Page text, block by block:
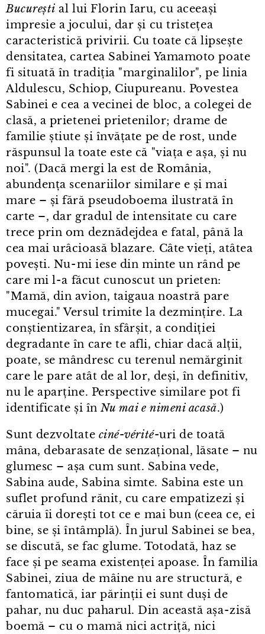
București al lui Florin Iaru, cu aceeași
impresie a jocului, dar și cu tristețea
caracteristică privirii. Cu toate că lipsește
densitatea, cartea Sabinei Yamamoto poate
fi situată în tradiția "marginalilor", pe linia
Aldulescu, Schiop, Ciupureanu. Povestea
Sabinei e cea a vecinei de bloc, a colegei de
clasă, a prietenei prietenilor; drame de
familie știute și învățate pe de rost, unde
răspunsul la toate este că "viața e așa, și nu
noi". (Dacă mergi la est de România,
abundența scenariilor similare e și mai
mare – și fără pseudoboema ilustrată în
carte –, dar gradul de intensitate cu care
trece prin om deznădejdea e fatal, până la
cea mai urâcioasă blazare. Câte vieți, atâtea
povești. Nu⁠-⁠mi iese din minte un rând pe
care mi l⁠-⁠a făcut cunoscut un prieten:
"Mamă, din avion, taigaua noastră pare
mucegai." Versul trimite la dezmințire. La
conștientizarea, în sfârșit, a condiției
degradante în care te afli, chiar dacă alții,
poate, se mândresc cu terenul nemărginit
care le pare atât de al lor, deși, în definitiv,
nu le aparține. Perspective similare pot fi
identificate și înNu mai e nimeni acasă.)
Sunt dezvoltate ciné-vérité-uri de toată
mâna, debarasate de senzațional, lăsate – nu
glumesc – așa cum sunt. Sabina vede,
Sabina aude, Sabina simte. Sabina este un
suflet profund rănit, cu care empatizezi și
căruia îi dorești tot ce e mai bun (ceea ce, ei
bine, se și întâmplă). În jurul Sabinei se bea,
se discută, se fac glume. Totodată, haz se
face și pe seama existenței apoase. În familia
Sabinei, ziua de mâine nu are structură, e
fantomatică, iar părinții ei sunt duși de
pahar, nu duc paharul. Din această așa⁠-⁠zisă
boemă – cu o mamă nici actriță, nici